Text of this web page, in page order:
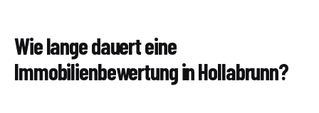
Wie lange dauert eine
Immobilienbewertung in Hollabrunn?